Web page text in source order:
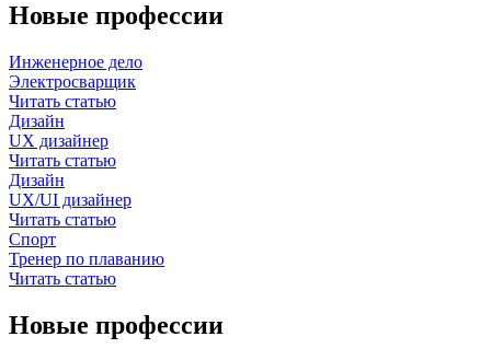
Новые профессии
Инженерное дело
Электросварщик
Читать статью
Дизайн
UX дизайнер
Читать статью
Дизайн
UX/UI дизайнер
Читать статью
Спорт
Тренер по плаванию
Читать статью
Новые профессии